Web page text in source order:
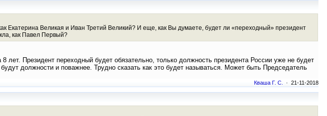
Екатерина Великая и Иван Третий Великий? И еще, как Вы думаете, будет ли «переходный» президент
как Павел Первый?
Президент переходный будет обязательно, только должность президента России уже не будет
должности и поважнее. Трудно сказать как это будет называться. Может быть Председатель
Кваша Г. С. · 21-11-2018